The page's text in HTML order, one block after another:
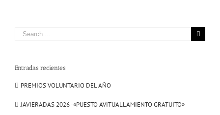
Search
for:
Entradas recientes
PREMIOS VOLUNTARIO DEL AÑO
JAVIERADAS 2026 -«PUESTO AVITUALLAMIENTO GRATUITO»